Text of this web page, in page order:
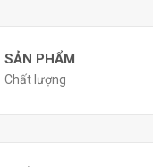
SẢN PHẨM
Chất lượng